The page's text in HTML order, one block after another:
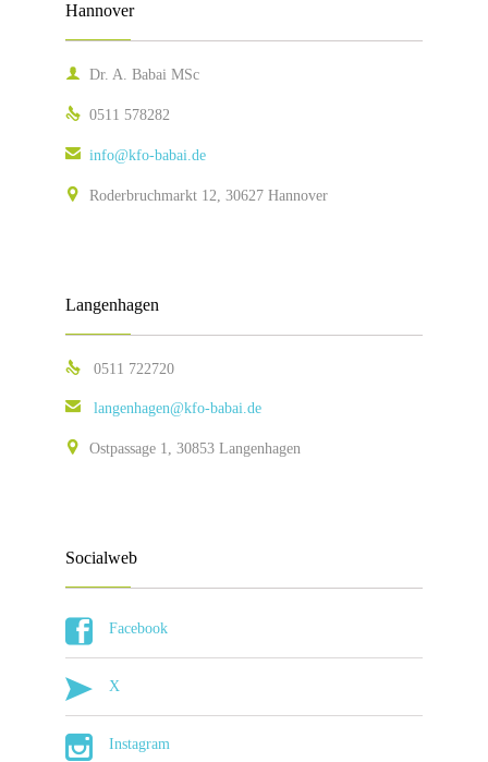
Hannover
 Dr. A. Babai MSc
 0511 578282
 info@kfo-babai.de
 Roderbruchmarkt 12, 30627 Hannover
Langenhagen
 0511 722720
 langenhagen@kfo-babai.de
 Ostpassage 1, 30853 Langenhagen
Socialweb
 Facebook
 X
 Instagram